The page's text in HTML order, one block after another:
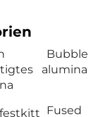
Bubble
alumina
Fused